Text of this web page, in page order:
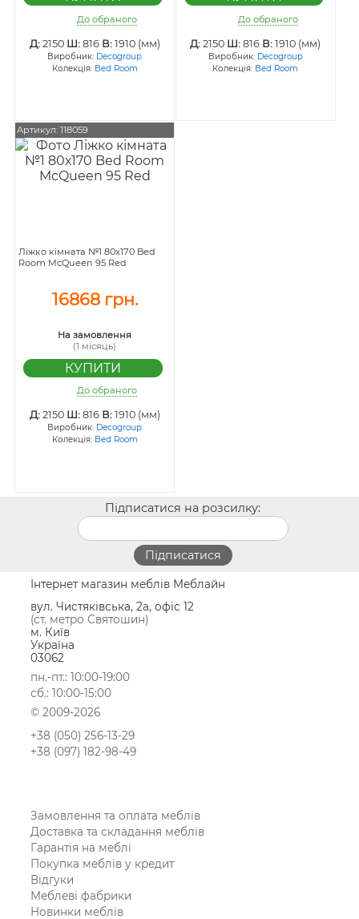
До обраного
Д: 2150Ш: 816В: 1910 (мм)
Виробник: Decogroup
Колекція: Bed Room
До обраного
Д:2150 Ш:816 В:1910 (мм)
Виробник: Decogroup
Колекція: Bed Room
Артикул: 118059
Ліжко кімната №1 80х170 Bed
Room McQueen 95 Red
16868 грн.
На замовлення
(1 місяць)
До обраного
Д: 2150Ш: 816В: 1910 (мм)
Виробник: Decogroup
Колекція: Bed Room
Підписатися на розсилку:
Інтернет магазин меблів Меблайн
вул. Чистяківська, 2а, офіс 12
(ст. метро Святошин)
м. Київ
Україна
03062
пн.-пт.: 10:00-19:00
сб.: 10:00-15:00
© 2009-2026
+38 (050) 256-13-29
+38 (097) 182-98-49
Замовлення та оплата меблів
Доставка та складання меблів
Гарантія на меблі
Покупка меблів у кредит
Відгуки
Меблеві фабрики
Новинки меблів